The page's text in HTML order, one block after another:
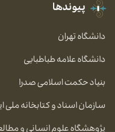
پیوندها
دانشگاه تهران
دانشگاه علامه طباطبایی
بنیاد حکمت اسلامی صدرا
سازمان اسناد و کتابخانه ملی